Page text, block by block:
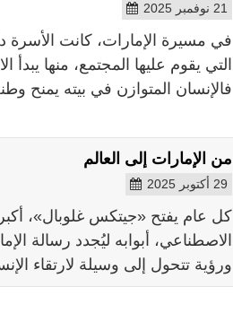
21 نوفمبر 2025
في مسيرة الإمارات، كانت الأسرة
التي يقوم عليها المجتمع، منها يبدأ
فالإنسان المتوازن في بيته يمنح
من الإمارات إلى العالم
29 أكتوبر 2025
كل عام يفتح «جيتكس غلوبال»،
الاصطناعي، أبوابه ليُجدد رسالة
ورؤية تتحول إلى وسيلة لارتقاء